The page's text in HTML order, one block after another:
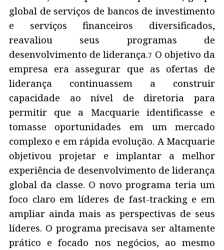
global de serviços de bancos de investimento
e serviços financeiros diversificados,
reavaliou seus programas de
desenvolvimento de liderança.7 O objetivo da
empresa era assegurar que as ofertas de
liderança continuassem a construir
capacidade ao nível de diretoria para
permitir que a Macquarie identificasse e
tomasse oportunidades em um mercado
complexo e em rápida evolução. A Macquarie
objetivou projetar e implantar a melhor
experiência de desenvolvimento de liderança
global da classe. O novo programa teria um
foco claro em líderes de fast-tracking e em
ampliar ainda mais as perspectivas de seus
líderes. O programa precisava ser altamente
prático e focado nos negócios, ao mesmo